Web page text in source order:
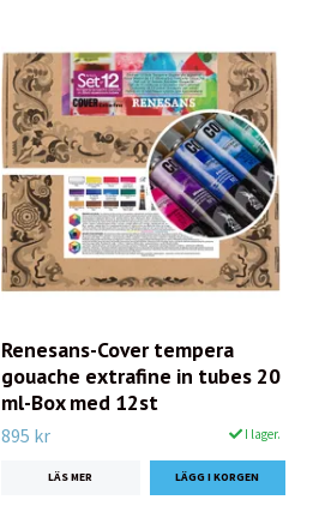
Renesans-Cover tempera
gouache extrafine in tubes 20
ml-Box med 12st
895 kr I lager.
LÄS MER